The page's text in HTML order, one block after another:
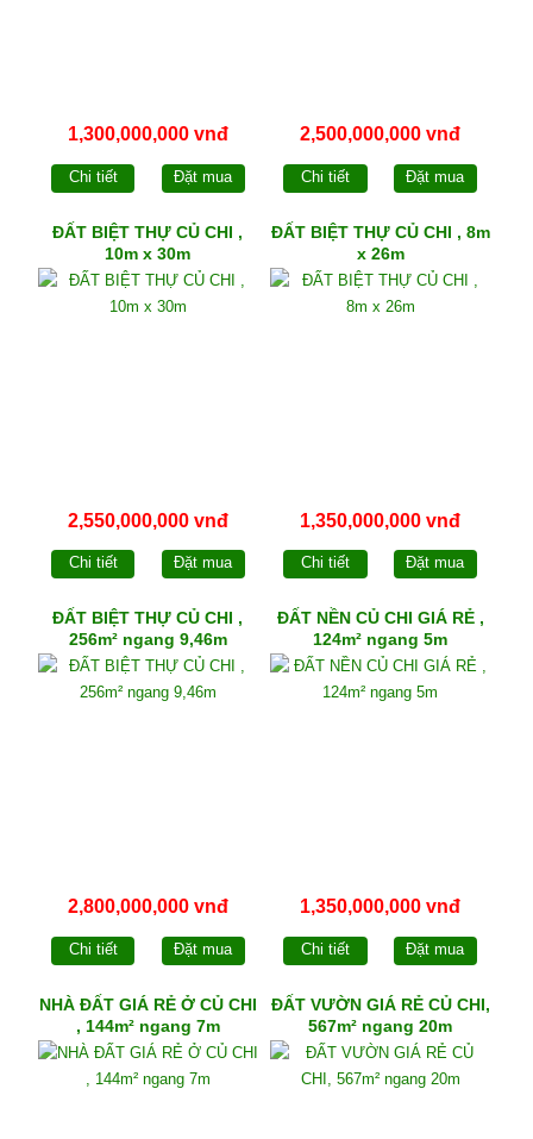
1,300,000,000 vnđ
Chi tiết Đặt mua
2,500,000,000 vnđ
Chi tiết Đặt mua
ĐẤT BIỆT THỰ CỦ CHI ,
10m x 30m
2,550,000,000 vnđ
Chi tiết Đặt mua
ĐẤT BIỆT THỰ CỦ CHI , 8m
x 26m
1,350,000,000 vnđ
Chi tiết Đặt mua
ĐẤT BIỆT THỰ CỦ CHI ,
256m² ngang 9,46m
2,800,000,000 vnđ
Chi tiết Đặt mua
ĐẤT NỀN CỦ CHI GIÁ RẺ ,
124m² ngang 5m
1,350,000,000 vnđ
Chi tiết Đặt mua
NHÀ ĐẤT GIÁ RẺ Ở CỦ CHI
, 144m² ngang 7m
ĐẤT VƯỜN GIÁ RẺ CỦ CHI,
567m² ngang 20m